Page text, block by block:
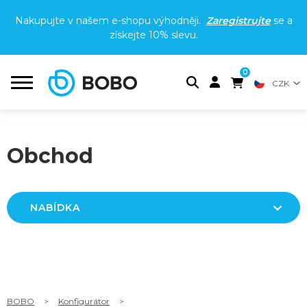
Nakupujte v našem e-shopu výhodněji. Zaregistrujtese a
získejte 10% slevu.
0
CZK
Obchod
NABÍDKA
BOBO > Konfigurátor
>